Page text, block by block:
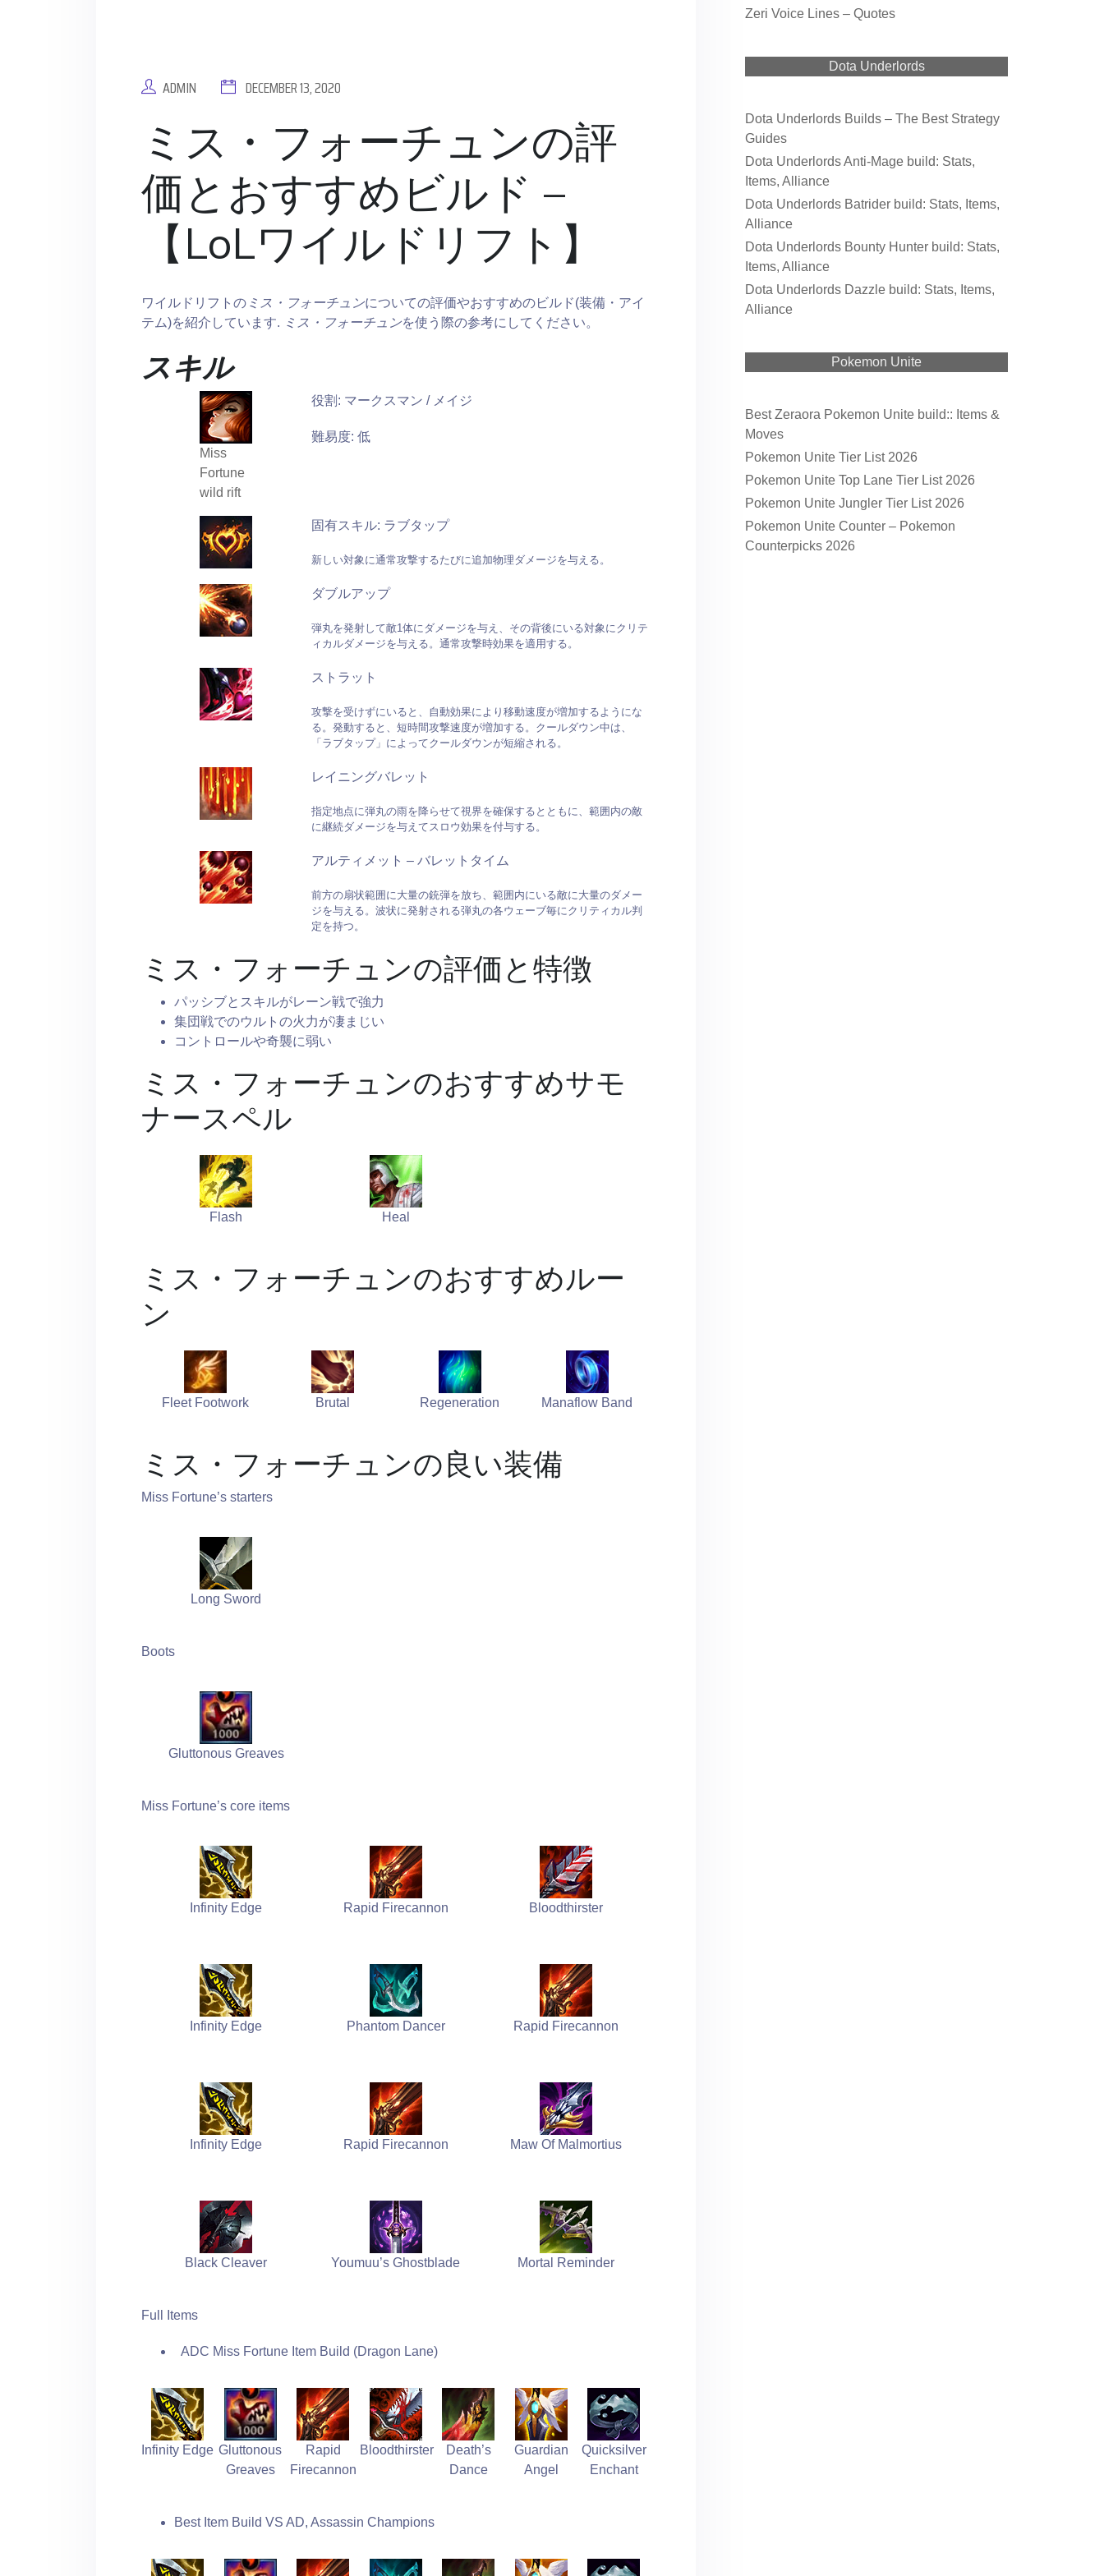
ADMIN DECEMBER 13, 2020
ミス・フォーチュンの評
価とおすすめビルド –
【LoLワイルドリフト】
ワイルドリフトの ミス・フォーチュンについての評価やおすすめのビルド(装備・アイ
テム)を紹介しています. ミス・フォーチュンを使う際の参考にしてください。
スキル
Miss
Fortune
wild rift
役割: マークスマン / メイジ
難易度: 低
固有スキル: ラブタップ
新しい対象に通常攻撃するたびに追加物理ダメージを与える。
ダブルアップ
弾丸を発射して敵1体にダメージを与え、その背後にいる対象にクリテ
ィカルダメージを与える。通常攻撃時効果を適用する。
ストラット
攻撃を受けずにいると、自動効果により移動速度が増加するようにな
る。発動すると、短時間攻撃速度が増加する。クールダウン中は、
「ラブタップ」によってクールダウンが短縮される。
レイニングバレット
指定地点に弾丸の雨を降らせて視界を確保するとともに、範囲内の敵
に継続ダメージを与えてスロウ効果を付与する。
アルティメット – バレットタイム
前方の扇状範囲に大量の銃弾を放ち、範囲内にいる敵に大量のダメー
ジを与える。波状に発射される弾丸の各ウェーブ毎にクリティカル判
定を持つ。
ミス・フォーチュンの評価と特徴
パッシブとスキルがレーン戦で強力
集団戦でのウルトの火力が凄まじい
コントロールや奇襲に弱い
ミス・フォーチュンのおすすめサモ
ナースペル
Flash Heal
ミス・フォーチュンのおすすめルー
ン
Fleet Footwork Brutal Regeneration Manaflow Band
ミス・フォーチュンの良い装備
Miss Fortune’s starters
Long Sword
Boots
Gluttonous Greaves
Miss Fortune’s core items
Infinity Edge Rapid Firecannon Bloodthirster
Infinity Edge Phantom Dancer Rapid Firecannon
Infinity Edge Rapid Firecannon Maw Of Malmortius
Black Cleaver Youmuu’s Ghostblade Mortal Reminder
Full Items
ADC Miss Fortune Item Build (Dragon Lane)
Infinity Edge Gluttonous
Greaves
Rapid
Firecannon
Bloodthirster
Death’s
Dance
Guardian
Angel
Quicksilver
Enchant
Best Item Build VS AD, Assassin Champions
Zeri Voice Lines – Quotes
Dota Underlords
Dota Underlords Builds – The Best Strategy
Guides
Dota Underlords Anti-Mage build: Stats,
Items, Alliance
Dota Underlords Batrider build: Stats, Items,
Alliance
Dota Underlords Bounty Hunter build: Stats,
Items, Alliance
Dota Underlords Dazzle build: Stats, Items,
Alliance
Pokemon Unite
Best Zeraora Pokemon Unite build:: Items &
Moves
Pokemon Unite Tier List 2026
Pokemon Unite Top Lane Tier List 2026
Pokemon Unite Jungler Tier List 2026
Pokemon Unite Counter – Pokemon
Counterpicks 2026